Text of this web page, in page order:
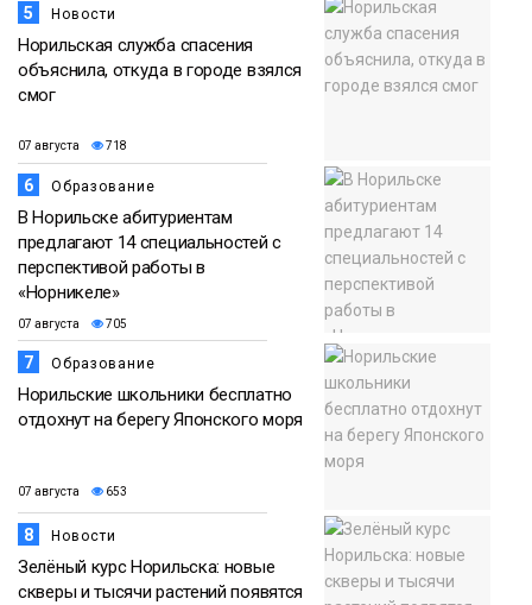
5 Новости
Норильская служба спасения
объяснила, откуда в городе взялся
смог
07 августа 718
6 Образование
В Норильске абитуриентам
предлагают 14 специальностей с
перспективой работы в
«Норникеле»
07 августа 705
7 Образование
Норильские школьники бесплатно
отдохнут на берегу Японского моря
07 августа 653
8 Новости
Зелёный курс Норильска: новые
скверы и тысячи растений появятся